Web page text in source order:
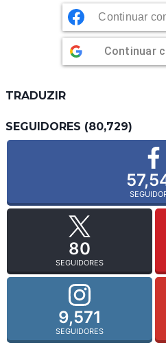
Continuar
Continuar
TRADUZIR
SEGUIDORES (80,729)
80
SEGUIDORES
9,571
SEGUIDORES